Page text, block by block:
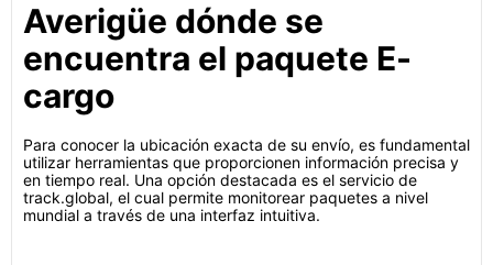
Averigüe dónde se
encuentra el paquete E-
cargo
Para conocer la ubicación exacta de su envío, es fundamental
utilizar herramientas que proporcionen información precisa y
en tiempo real. Una opción destacada es el servicio de
track.global, el cual permite monitorear paquetes a nivel
mundial a través de una interfaz intuitiva.